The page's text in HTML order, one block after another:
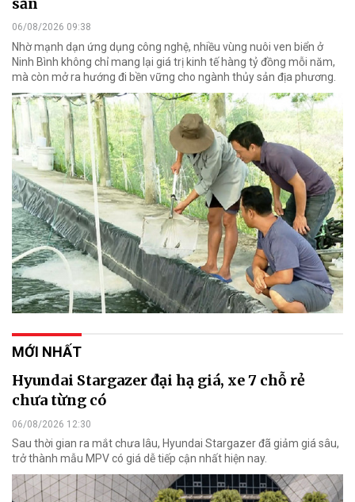
06/08/2026 09:38
Nhờ mạnh dạn ứng dụng công nghệ, nhiều vùng nuôi ven biển ở
Ninh Bình không chỉ mang lại giá trị kinh tế hàng tỷ đồng mỗi năm,
mà còn mở ra hướng đi bền vững cho ngành thủy sản địa phương.
MỚI NHẤT
Hyundai Stargazer đại hạ giá, xe 7 chỗ rẻ
chưa từng có
06/08/2026 12:30
Sau thời gian ra mắt chưa lâu, Hyundai Stargazer đã giảm giá sâu,
trở thành mẫu MPV có giá dễ tiếp cận nhất hiện nay.